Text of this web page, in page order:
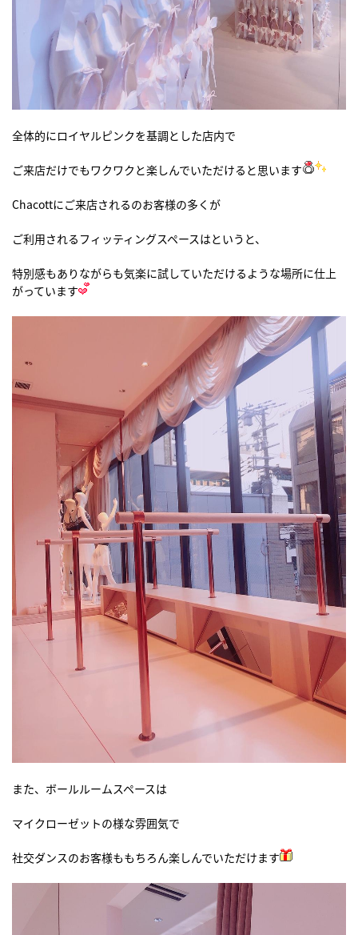
全体的にロイヤルピンクを基調とした店内で
ご来店だけでもワクワクと楽しんでいただけると思います
Chacottにご来店されるのお客様の多くが
ご利用されるフィッティングスペースはというと、
特別感もありながらも気楽に試していただけるような場所に仕上
がっています
また、ボールルームスペースは
マイクローゼットの様な雰囲気で
社交ダンスのお客様ももちろん楽しんでいただけます